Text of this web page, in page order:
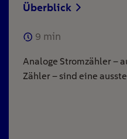
Überblick
9 min
Analoge Stromzähler –
Zähler – sind eine